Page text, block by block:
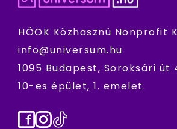
HÖOK Közhasznú Nonprofit
info@universum.hu
1095 Budapest, Soroksári út
10-es épület, 1. emelet.
Facebook
Instagram
TikTok